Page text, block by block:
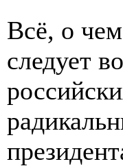
Всё, о
следует